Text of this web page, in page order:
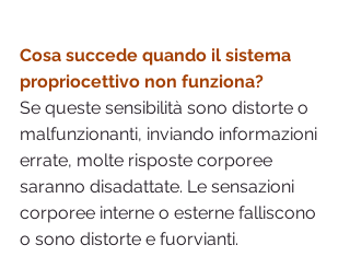
Cosa succede quando il sistema
propriocettivo non funziona?
Se queste sensibilità sono distorte o
malfunzionanti, inviando informazioni
errate, molte risposte corporee
saranno disadattate. Le sensazioni
corporee interne o esterne falliscono
o sono distorte e fuorvianti.